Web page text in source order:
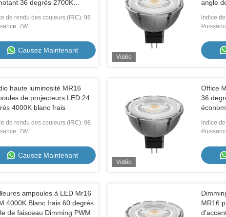
36 degrés 2700K
de rendu des couleurs (IRC): 98
7W
Causez Maintenant
Vidéo
angle
Indice
haute luminosité MR16
de projecteurs LED 24
4000K blanc frais
de rendu des couleurs (IRC): 98
7W
Causez Maintenant
Vidéo
Office
36
Indice
ampoules à LED Mr16
4000K Blanc frais 60 degrés
de faisceau Dimming PWM
MR16